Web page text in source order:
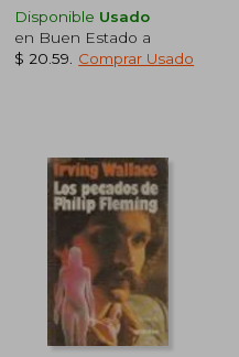
45%
dcto.
Disponible Usado
en Buen Estado a
$ 20.59
Comprar Usado